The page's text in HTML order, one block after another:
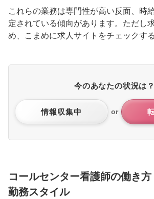
これらの業務は専門性が高い反面、時
定されている傾向があります。ただし
め、こまめに求人サイトをチェックす
今のあなたの状況は？
情報収集中 or
コールセンター看護師の働き
勤務スタイル